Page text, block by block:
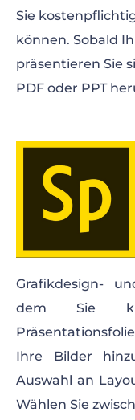
Sie
können. Sobald
präsentieren Sie
PDF oder PPT
Grafikdesign-
dem Sie
Ihre Bilder
Auswahl an
Wählen Sie